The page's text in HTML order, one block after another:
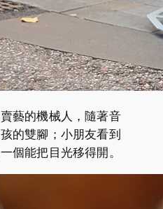
藝的機械人，隨著音
的雙腳；小朋友看到
個能把目光移得開。